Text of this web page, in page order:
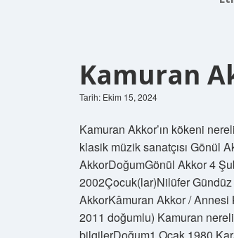
Kamuran
Tarih: Ekim 15, 2024
Kamuran Akkor’ın kökeni
klasik müzik sanatçısı Gönül
AkkorDoğumGönül Akkor 4
2002Çocuk(lar)Nilüfer
AkkorKâmuran Akkor /
2011 doğumlu) Kamuran
bilgilerDoğum1 Ocak 1980